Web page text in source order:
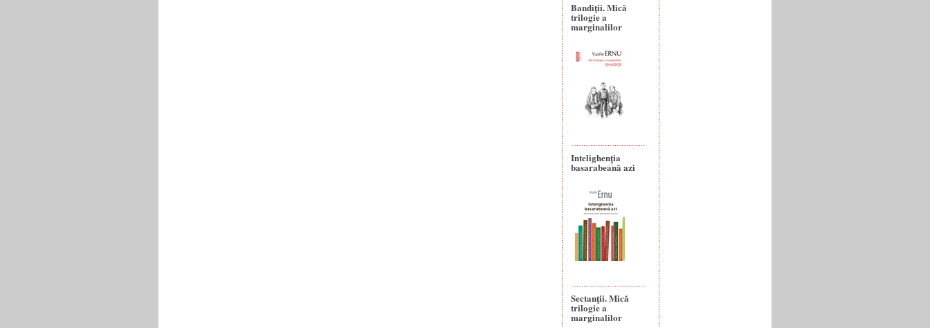
Bandiţii. Mică
trilogie a
marginalilor
Intelighenția
basarabeană azi
Sectanţii. Mică
trilogie a
marginalilor